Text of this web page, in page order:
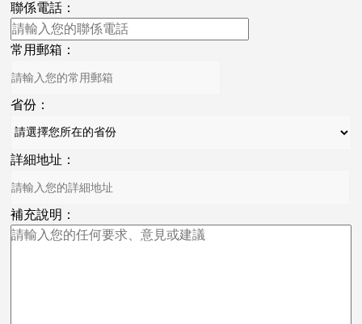
聯係電話：
常用郵箱：
省份：
詳細地址：
補充說明：